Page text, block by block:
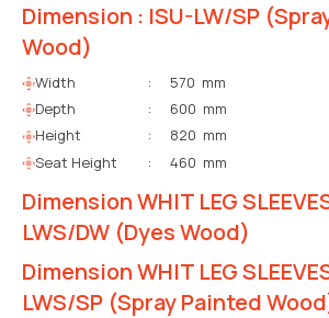
Dimension : ISU-LW/SP
Wood)
Width :
570 mm
Depth
:
600 mm
Height
:
820 mm
Seat Height
: 460 mm
Dimension WHIT LEG
LWS/DW (Dyes Wood)
Dimension WHIT LEG
LWS/SP (Spray Painted